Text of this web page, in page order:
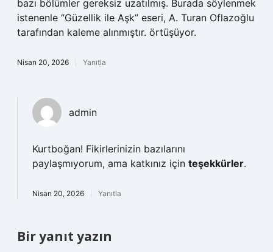
bazı bölümler gereksiz uzatılmış. Burada söylenmek
istenenle “Güzellik ile Aşk” eseri, A. Turan Oflazoğlu
tarafından kaleme alınmıştır. örtüşüyor.
Nisan 20, 2026 Yanıtla
admin
Kurtboğan! Fikirlerinizin bazılarını
paylaşmıyorum, ama katkınız için teşekkürler.
Nisan 20, 2026 Yanıtla
Bir yanıt yazın